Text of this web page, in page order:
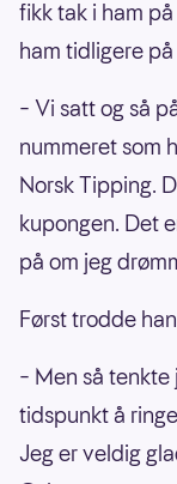
fikk tak i ham
ham tidligere
– Vi satt og så
nummeret som
Norsk Tipping.
kupongen. Det
på om jeg
Først trodde
– Men så
tidspunkt å
Jeg er veldig